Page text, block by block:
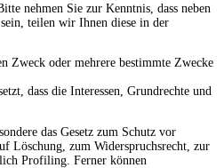
nehmen Sie zur Kenntnis, dass neben
teilen wir Ihnen diese in der
Zweck oder mehrere bestimmte Zwecke
dass die Interessen, Grundrechte und
das Gesetz zum Schutz vor
Löschung, zum Widerspruchsrecht, zur
Profiling. Ferner können